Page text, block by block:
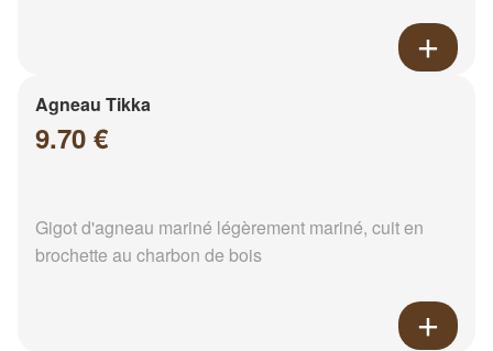
Agneau Tikka
9.70 €
Gigot d'agneau mariné légèrement mariné, cuit en
brochette au charbon de bois